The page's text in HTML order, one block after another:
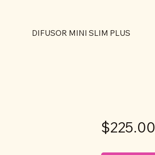
DIFUSOR MINI SLIM PLUS
$225.00